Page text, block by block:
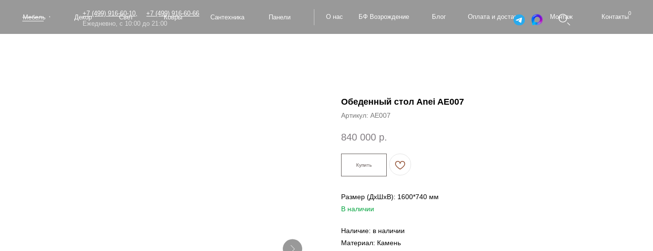
+7 (499) 916-60-66
+7 (499) 916-60-10,
Ежедневно, с 10:00 до 21:00
Панели
Сантехника
Свет
Декор Контакты
Монтаж
Оплата и доставка
БФ Возрождение Блог
Мебель Ковры
Обеденный стол Anei AE007
Артикул: AE007
840 000 р.
Купить
Размер (ДxШxВ): 1600*740 мм
В наличии
Наличие: в наличии
Материал: Камень